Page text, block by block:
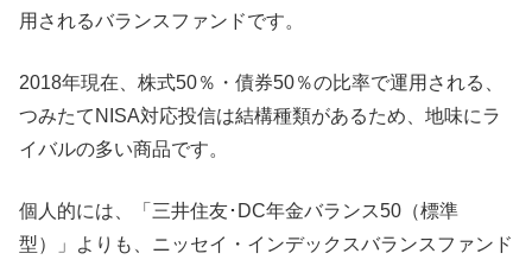
用されるバランスファンドです。
2018年現在、株式50％・債券50％の比率で運用される、
つみたてNISA対応投信は結構種類があるため、地味にラ
イバルの多い商品です。
個人的には、「三井住友･DC年金バランス50（標準
型）」よりも、ニッセイ・インデックスバランスファンド